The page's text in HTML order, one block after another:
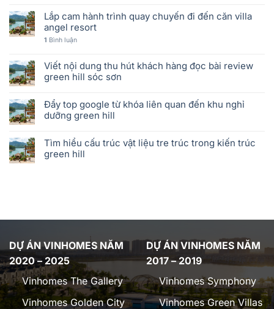
Lắp cam hành trình quay chuyến đi đến căn villa
angel resort
1 Bình luận
Viết nội dung thu hút khách hàng đọc bài review
green hill sóc sơn
Đẩy top google từ khóa liên quan đến khu nghỉ
dưỡng green hill
Tìm hiểu cấu trúc vật liệu tre trúc trong kiến trúc
green hill
DỰ ÁN VINHOMES NĂM
2020 – 2025
Vinhomes The Gallery
Vinhomes Golden City
DỰ ÁN VINHOMES NĂM
2017 – 2019
Vinhomes Symphony
Vinhomes Green Villas